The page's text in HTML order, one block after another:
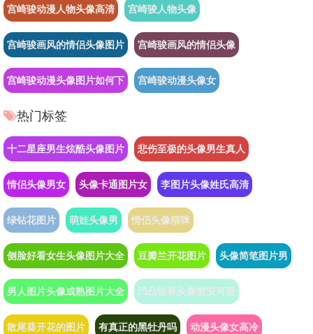
宫崎骏动漫人物头像高清 宫崎骏人物头像
宫崎骏画风的情侣头像图片 宫崎骏画风的情侣头像
宫崎骏动漫头像图片如何下 宫崎骏动漫头像女
热门标签
十二星座男生炫酷头像图片 悲伤至极的头像男生真人
情侣头像男女 头像卡通图片女 李图片头像姓氏高清
绿钻花图片 萌娃头像男 情侣头像猫咪
侧脸好看女生头像图片大全 豆瓣兰开花图片 头像简笔图片男
男人图片头像成熟图片大全 凹凸世界头像雷安可爱
散尾葵开花的图片 有真正的黑牡丹吗 动漫头像女高冷